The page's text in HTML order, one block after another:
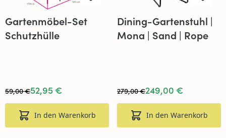
Gartenmöbel-Set
Schutzhülle
52,95 €
59,00 €
In den Warenkorb
Dining-Gartenstuhl |
Mona | Sand | Rope
249,00 €
279,00 €
In den Warenkorb